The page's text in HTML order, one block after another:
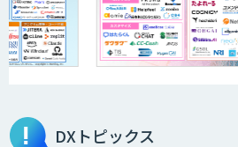
アポメイト
DXトピックス